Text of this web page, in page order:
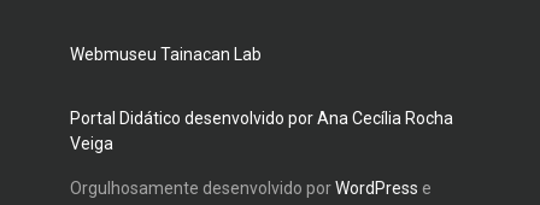
Webmuseu Tainacan Lab
Portal Didático desenvolvido por Ana Cecília Rocha
Veiga
Orgulhosamente desenvolvido porWordPress e